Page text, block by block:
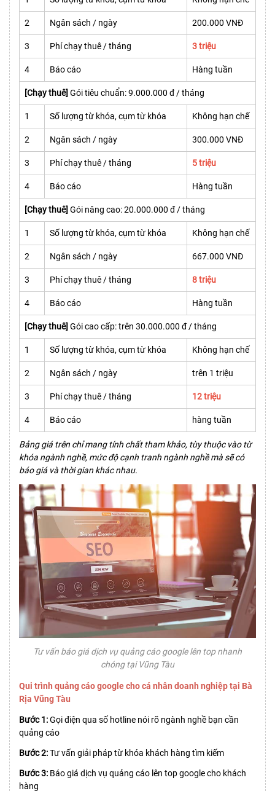
2 Ngân sách / ngày 200.000 VNĐ
3 Phí chạy thuê / tháng 3 triệu
4 Báo cáo Hàng tuần
[Chạy thuê] Gói tiêu chuẩn: 9.000.000 đ / tháng
1 Số lượng từ khóa, cụm từ khóa Không hạn chế
2 Ngân sách / ngày 300.000 VNĐ
3 Phí chạy thuê / tháng 5 triệu
4 Báo cáo Hàng tuần
[Chạy thuê] Gói nâng cao: 20.000.000 đ / tháng
1 Số lượng từ khóa, cụm từ khóa Không hạn chế
2 Ngân sách / ngày 667.000 VNĐ
3 Phí chạy thuê / tháng 8 triệu
4 Báo cáo Hàng tuần
[Chạy thuê] Gói cao cấp: trên 30.000.000 đ / tháng
1 Số lượng từ khóa, cụm từ khóa Không hạn chế
2 Ngân sách / ngày trên 1 triệu
3 Phí chạy thuê / tháng 12 triệu
4 Báo cáo hàng tuần
Bảng giá trên chỉ mang tính chất tham khảo, tùy thuộc vào từ
khóa ngành nghề, mức độ cạnh tranh ngành nghề mà sẽ có
báo giá và thời gian khác nhau.
Tư vấn báo giá dịch vụ quảng cáo google lên top nhanh
chóng tại Vũng Tàu
Qui trình quảng cáo google cho cá nhân doanh nghiệp tại Bà
Rịa Vũng Tàu
Bước 1:Gọi điện qua số hotline nói rõ ngành nghề bạn cần
quảng cáo
Bước 2:Tư vấn giải pháp từ khóa khách hàng tìm kiếm
Bước 3: Báo giá dịch vụ quảng cáo lên top google cho khách
hàng